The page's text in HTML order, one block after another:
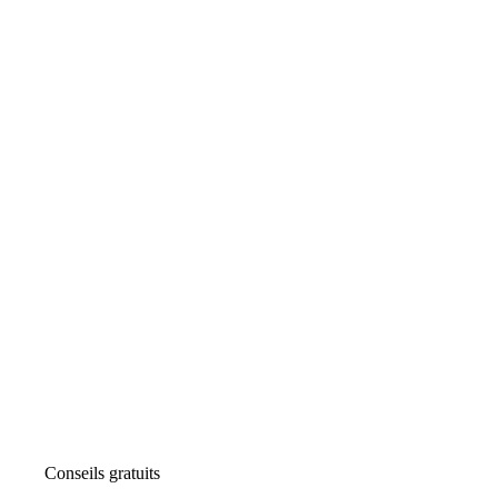
Conseils gratuits